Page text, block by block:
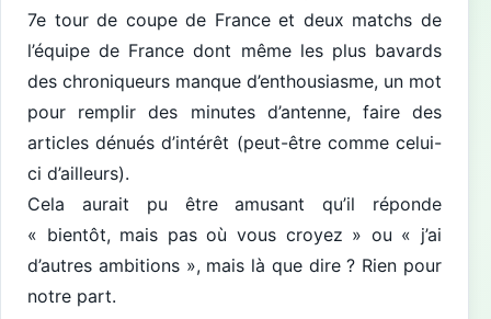
7e tour de coupe de France et deux matchs de
l’équipe de France dont même les plus bavards
des chroniqueurs manque d’enthousiasme, un mot
pour remplir des minutes d’antenne, faire des
articles dénués d’intérêt (peut-être comme celui-
ci d’ailleurs).
Cela aurait pu être amusant qu’il réponde
« bientôt, mais pas où vous croyez » ou « j’ai
d’autres ambitions », mais là que dire ? Rien pour
notre part.